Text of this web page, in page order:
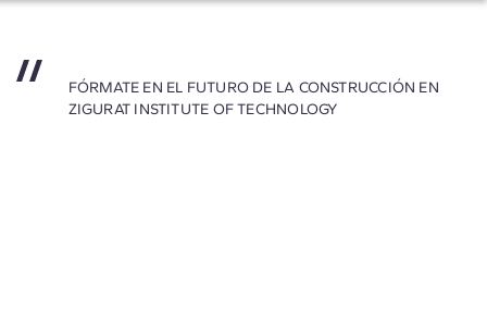
FÓRMATE EN EL FUTURO DE LA CONSTRUCCIÓN EN
ZIGURAT INSTITUTE OF TECHNOLOGY